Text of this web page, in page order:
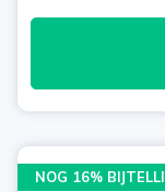
NOG 16%